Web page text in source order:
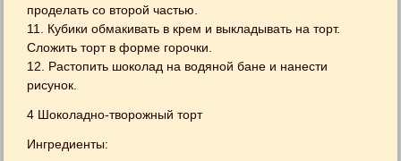
проделать со второй частью.
11. Кубики обмакивать в крем и выкладывать на торт.
Сложить торт в форме горочки.
12. Растопить шоколад на водяной бане и нанести
рисунок.
4 Шоколадно-творожный торт
Ингредиенты: